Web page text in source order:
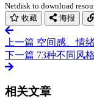
Netdisk to download
收藏
海报
上一篇 空间感、情
下一篇 73种不同风
相关文章